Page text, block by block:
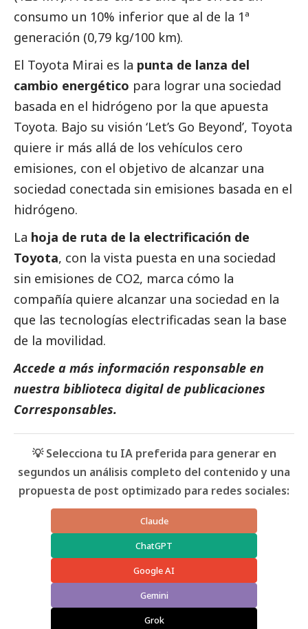
consumo un 10% inferior que al de la 1ª
generación (0,79 kg/100 km).
El Toyota Mirai es la punta de lanza del
cambio energético para lograr una sociedad
basada en el hidrógeno por la que apuesta
Toyota. Bajo su visión ‘Let’s Go Beyond’, Toyota
quiere ir más allá de los vehículos cero
emisiones, con el objetivo de alcanzar una
sociedad conectada sin emisiones basada en el
hidrógeno.
La hoja de ruta de la electrificación de
Toyota, con la vista puesta en una sociedad
sin emisiones de CO2, marca cómo la
compañía quiere alcanzar una sociedad en la
que las tecnologías electrificadas sean la base
de la movilidad.
Accede a más información responsable en
nuestra biblioteca digital de publicaciones
Corresponsables.
💡 Selecciona tu IA preferida para generar en
segundos un análisis completo del contenido y una
propuesta de post optimizado para redes sociales:
Claude
ChatGPT
Google AI
Gemini
Grok